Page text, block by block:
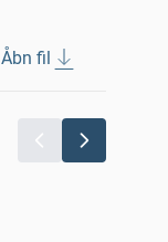
Åbn fil